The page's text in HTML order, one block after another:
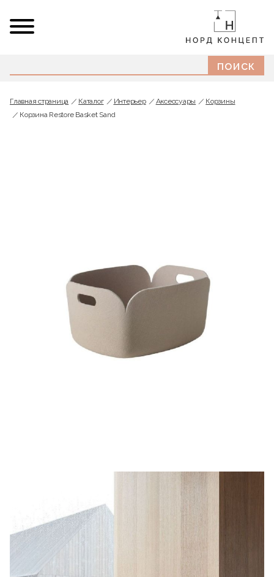
Главная страница Каталог Интерьер Аксессуары
Корзины
Корзина Restore Basket Sand